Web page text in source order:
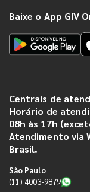
Baixe o App GIV
Centrais de
Horário de
08h às 17h
Atendimento via
Brasil.
São Paulo
(11) 4003-9879